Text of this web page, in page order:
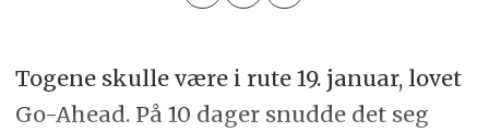
Togene skulle være i rute 19. januar, lovet
Go-Ahead. På 10 dager snudde det seg